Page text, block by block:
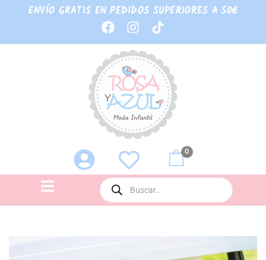
ENVÍO GRATIS EN PEDIDOS SUPERIORES A 50€
0